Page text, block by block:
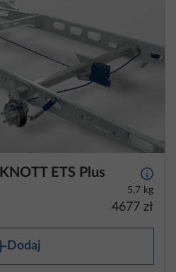
ETS Plus
5,7 kg
4677 zł
Dodaj